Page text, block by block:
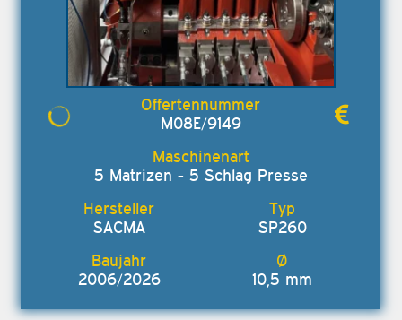
M08E/9149
5 Matrizen - 5 Schlag Presse
SACMA SP260
2006/2026 10,5 mm